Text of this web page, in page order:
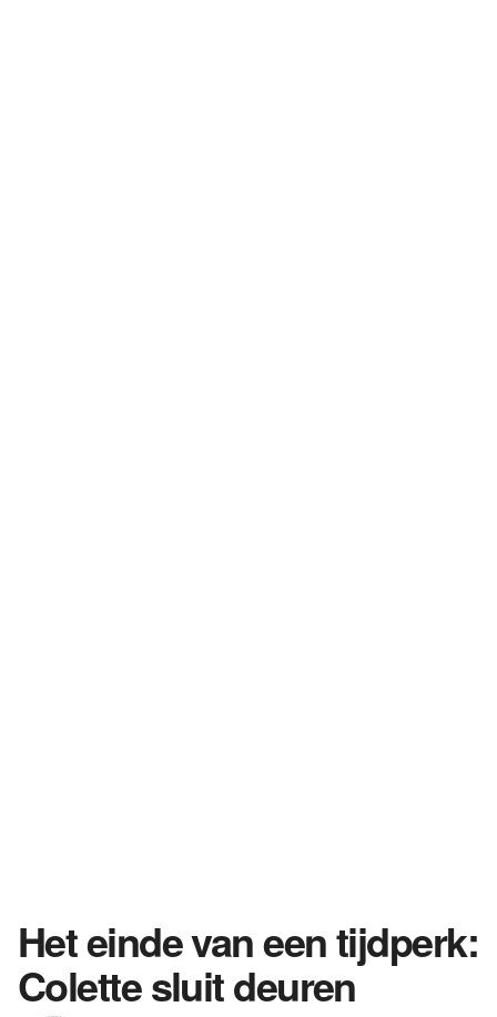
Het einde van een tijdperk:
Colette sluit deuren